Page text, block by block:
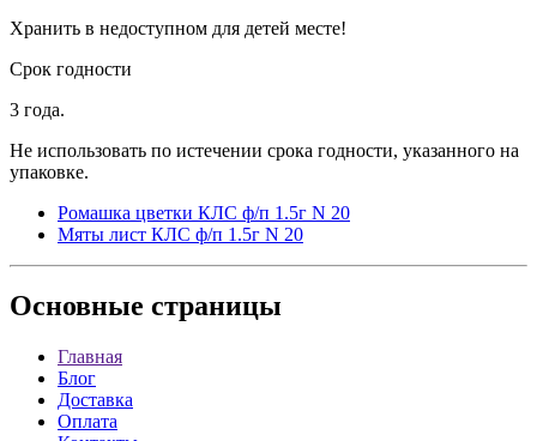
Хранить в недоступном для детей месте!
Срок годности
3 года.
Не использовать по истечении срока годности, указанного на
упаковке.
Ромашка цветки КЛС ф/п 1.5г N 20
Мяты лист КЛС ф/п 1.5г N 20
Основные страницы
Главная
Блог
Доставка
Оплата